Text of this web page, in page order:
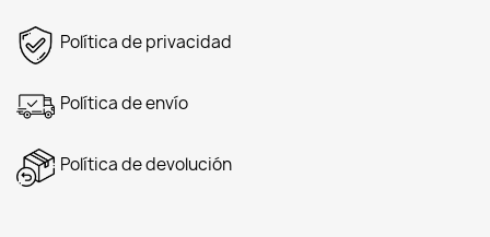
Política de privacidad
Política de envío
Política de devolución